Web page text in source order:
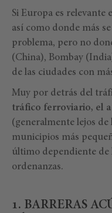
Si Europa es relevante
así como donde más
problema, pero no
(China), Bombay
de las ciudades con
Muy por detrás del
tráfico ferroviario, el
(generalmente lejos
municipios más
último dependiente de
ordenanzas.
1. BARRERAS